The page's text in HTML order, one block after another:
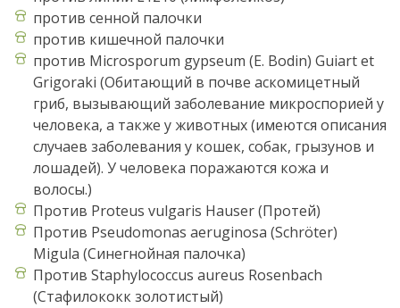
против сенной палочки
против кишечной палочки
против Microsporum gypseum (E. Bodin) Guiart et
Grigoraki (Обитающий в почве аскомицетный
гриб, вызывающий заболевание микроспорией у
человека, а также у животных (имеются описания
случаев заболевания у кошек, собак, грызунов и
лошадей). У человека поражаются кожа и
волосы.)
Против Proteus vulgaris Hauser (Протей)
Против Pseudomonas aeruginosa (Schröter)
Migula (Синегнойная палочка)
Против Staphylococcus aureus Rosenbach
(Стафилококк золотистый)